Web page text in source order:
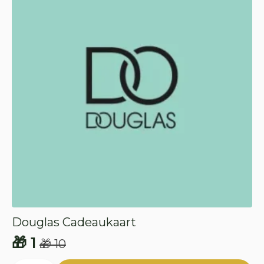
Douglas Cadeaukaart
🎁10
Oorspronkelijke
🎁 1
Huidige